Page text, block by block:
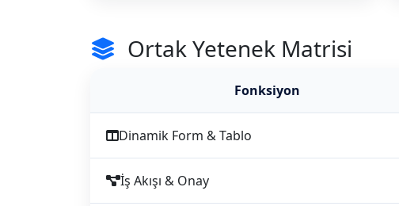
Ortak Yetenek Matrisi
Fonksiyon
Dinamik Form & Tablo
İş Akışı & Onay